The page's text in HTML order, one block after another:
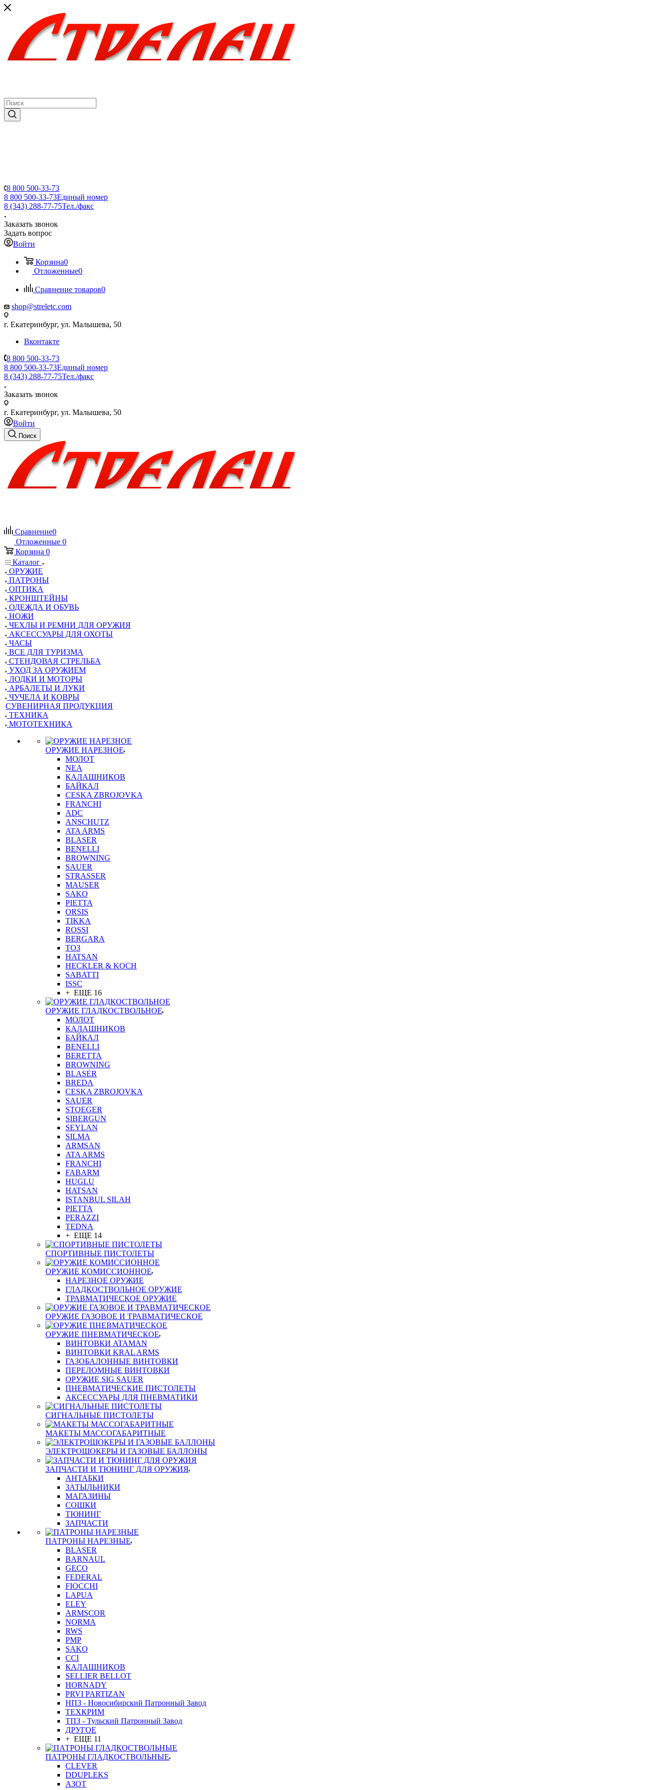
8 800 500-33-73
8 800 500-33-73Единый номер
8 (343) 288-77-75Тел./факс
Заказать звонок
Задать вопрос
Войти
Корзина0
Отложенные0
Сравнение товаров0
shop@streletc.com
г. Екатеринбург, ул. Малышева, 50
Вконтакте
8 800 500-33-73
8 800 500-33-73Единый номер
8 (343) 288-77-75Тел./факс
Заказать звонок
г. Екатеринбург, ул. Малышева, 50
Войти
Поиск
Сравнение0
Отложенные 0
Корзина 0
Каталог
ОРУЖИЕ
ПАТРОНЫ
ОПТИКА
КРОНШТЕЙНЫ
ОДЕЖДА И ОБУВЬ
НОЖИ
ЧЕХЛЫ И РЕМНИ ДЛЯ ОРУЖИЯ
АКСЕССУАРЫ ДЛЯ ОХОТЫ
ЧАСЫ
ВСЕ ДЛЯ ТУРИЗМА
СТЕНДОВАЯ СТРЕЛЬБА
УХОД ЗА ОРУЖИЕМ
ЛОДКИ И МОТОРЫ
АРБАЛЕТЫ И ЛУКИ
ЧУЧЕЛА И КОВРЫ
СУВЕНИРНАЯ ПРОДУКЦИЯ
ТЕХНИКА
МОТОТЕХНИКА
ОРУЖИЕ НАРЕЗНОЕ
МОЛОТ
NEA
КАЛАШНИКОВ
БАЙКАЛ
CESKA ZBROJOVKA
FRANCHI
ADC
ANSCHUTZ
ATA ARMS
BLASER
BENELLI
BROWNING
SAUER
STRASSER
MAUSER
SAKO
PIETTA
ORSIS
TIKKA
ROSSI
BERGARA
ТОЗ
HATSAN
HECKLER & KOCH
SABATTI
ISSC
+ ЕЩЕ 16
ОРУЖИЕ ГЛАДКОСТВОЛЬНОЕ
МОЛОТ
КАЛАШНИКОВ
БАЙКАЛ
BENELLI
BERETTA
BROWNING
BLASER
BREDA
CESKA ZBROJOVKA
SAUER
STOEGER
SIBERGUN
SEYLAN
SILMA
ARMSAN
ATA ARMS
FRANCHI
FABARM
HUGLU
HATSAN
ISTANBUL SILAH
PIETTA
PERAZZI
TEDNA
+ ЕЩЕ 14
СПОРТИВНЫЕ ПИСТОЛЕТЫ
ОРУЖИЕ КОМИССИОННОЕ
НАРЕЗНОЕ ОРУЖИЕ
ГЛАДКОСТВОЛЬНОЕ ОРУЖИЕ
ТРАВМАТИЧЕСКОЕ ОРУЖИЕ
ОРУЖИЕ ГАЗОВОЕ И ТРАВМАТИЧЕСКОЕ
ОРУЖИЕ ПНЕВМАТИЧЕСКОЕ
ВИНТОВКИ ATAMAN
ВИНТОВКИ KRAL ARMS
ГАЗОБАЛОННЫЕ ВИНТОВКИ
ПЕРЕЛОМНЫЕ ВИНТОВКИ
ОРУЖИЕ SIG SAUER
ПНЕВМАТИЧЕСКИЕ ПИСТОЛЕТЫ
АКСЕССУАРЫ ДЛЯ ПНЕВМАТИКИ
СИГНАЛЬНЫЕ ПИСТОЛЕТЫ
МАКЕТЫ МАССОГАБАРИТНЫЕ
ЭЛЕКТРОШОКЕРЫ И ГАЗОВЫЕ БАЛЛОНЫ
ЗАПЧАСТИ И ТЮНИНГ ДЛЯ ОРУЖИЯ
АНТАБКИ
ЗАТЫЛЬНИКИ
МАГАЗИНЫ
СОШКИ
ТЮНИНГ
ЗАПЧАСТИ
ПАТРОНЫ НАРЕЗНЫЕ
BLASER
BARNAUL
GEСO
FEDERAL
FIOCCHI
LAPUA
ELEY
ARMSCOR
NORMA
RWS
PMP
SAKO
CCI
КАЛАШНИКОВ
SELLIER BELLOT
HORNADY
PRVI PARTIZAN
НПЗ - Новосибирский Патронный Завод
ТЕХКРИМ
ТПЗ - Тульский Патронный Завод
ДРУГОЕ
+ ЕЩЕ 11
ПАТРОНЫ ГЛАДКОСТВОЛЬНЫЕ
CLEVER
DDUPLEKS
АЗОТ